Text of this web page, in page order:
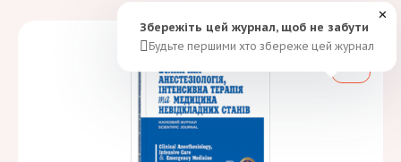
Збережіть цей журнал, щоб не забути
Будьте першими хто збереже цей журнал
✕